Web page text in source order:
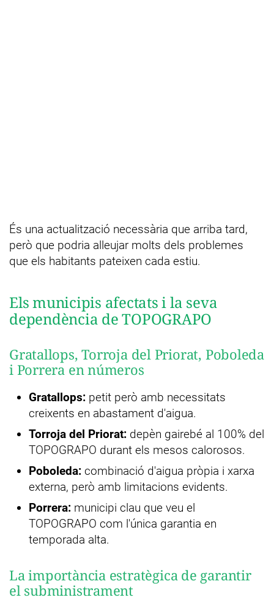
És una actualització necessària que arriba tard,
però que podria alleujar molts dels problemes
que els habitants pateixen cada estiu.
Els municipis afectats i la seva
dependència de TOPOGRAPO
Gratallops, Torroja del Priorat, Poboleda
i Porrera en números
Gratallops: petit però amb necessitats
creixents en abastament d'aigua.
Torroja del Priorat: depèn gairebé al 100% del
TOPOGRAPO durant els mesos calorosos.
Poboleda: combinació d'aigua pròpia i xarxa
externa, però amb limitacions evidents.
Porrera: municipi clau que veu el
TOPOGRAPO com l'única garantia en
temporada alta.
La importància estratègica de garantir
el subministrament